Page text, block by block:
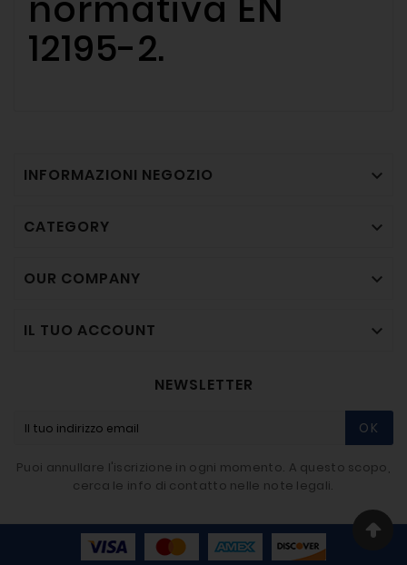
12195-2.
INFORMAZIONI NEGOZIO 
CATEGORY 
OUR COMPANY 
IL TUO ACCOUNT 
NEWSLETTER
OK
Puoi annullare l'iscrizione in ogni momento. A questo scopo,
cerca le info di contatto nelle note legali.